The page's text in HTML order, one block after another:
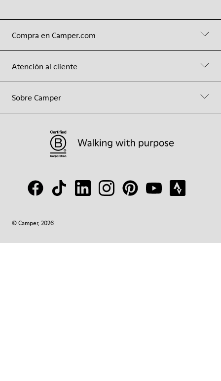
Compra en Camper.com
Atención al cliente
Sobre Camper
© Camper, 2026